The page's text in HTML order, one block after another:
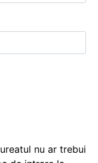
nu ar trebui